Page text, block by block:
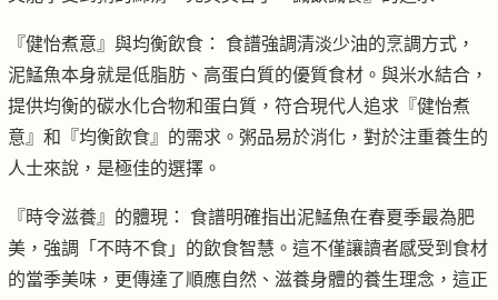
『健怡煮意』與均衡飲食： 食譜強調清淡少油的烹調方式，
泥鯭魚本身就是低脂肪、高蛋白質的優質食材。與米水結合，
提供均衡的碳水化合物和蛋白質，符合現代人追求『健怡煮
意』和『均衡飲食』的需求。粥品易於消化，對於注重養生的
人士來說，是極佳的選擇。
『時令滋養』的體現： 食譜明確指出泥鯭魚在春夏季最為肥
美，強調「不時不食」的飲食智慧。這不僅讓讀者感受到食材
的當季美味，更傳達了順應自然、滋養身體的養生理念，這正